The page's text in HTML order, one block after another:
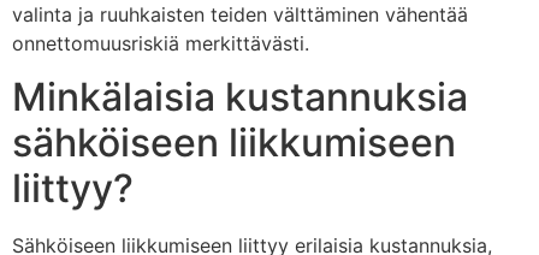
valinta ja ruuhkaisten teiden välttäminen vähentää
onnettomuusriskiä merkittävästi.
Minkälaisia kustannuksia
sähköiseen liikkumiseen
liittyy?
Sähköiseen liikkumiseen liittyy erilaisia kustannuksia,